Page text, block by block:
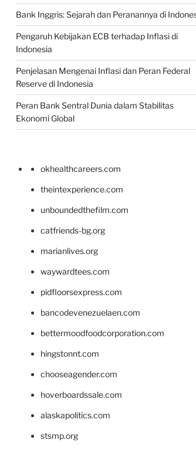
Bank Inggris: Sejarah dan Peranannya di
Pengaruh Kebijakan ECB terhadap Inflasi di
Indonesia
Penjelasan Mengenai Inflasi dan Peran Federal
Reserve di Indonesia
Peran Bank Sentral Dunia dalam Stabilitas
Ekonomi Global
okhealthcareers.com
theintexperience.com
unboundedthefilm.com
catfriends-bg.org
marianlives.org
waywardtees.com
pidfloorsexpress.com
bancodevenezuelaen.com
bettermoodfoodcorporation.com
hingstonnt.com
chooseagender.com
hoverboardssale.com
alaskapolitics.com
stsmp.org